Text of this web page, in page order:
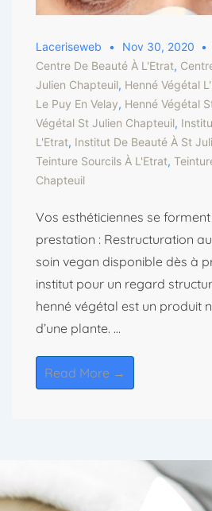
Laceriseweb Nov 30, 2020
Centre De Beauté À L'Etrat,
Julien Chapteuil, Henné Végétal
Le Puy En Velay, Henné Végétal
Végétal St Julien Chapteuil,
L'Etrat, Institut De Beauté À St
Teinture Sourcils À L'Etrat,
Chapteuil
Vos esthéticiennes se
prestation : Restructuration
soin vegan disponible dès à
institut pour un regard
henné végétal est un produit
d’une plante. …
Read More →